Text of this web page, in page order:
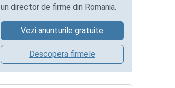
un director de firme din Romania.
Vezi anunturile gratuite
Descopera firmele